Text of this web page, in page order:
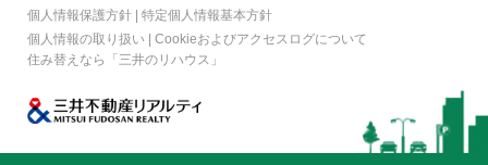
個人情報保護方針 | 特定個人情報基本方針
個人情報の取り扱い | Cookieおよびアクセスログについて
住み替えなら
「三井のリハウス」